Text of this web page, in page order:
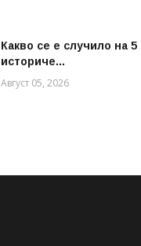
Какво се е случило на 5
историче...
Август 05, 2026